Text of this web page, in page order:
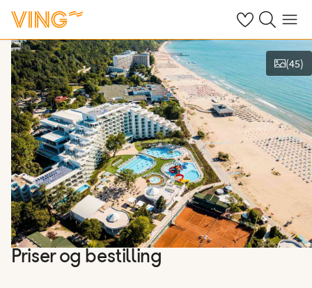
Se dine sparte
Søk påMeny
Vis bilder
(45)
Priser og bestilling